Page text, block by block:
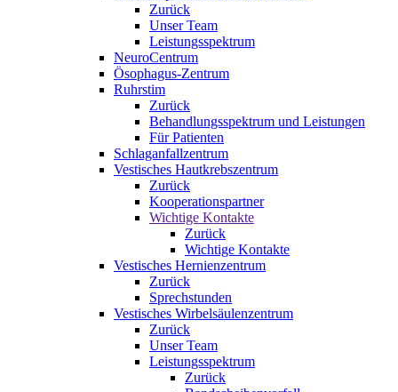
Zurück
Unser Team
Leistungsspektrum
NeuroCentrum
Ösophagus-Zentrum
Ruhrstim
Zurück
Behandlungsspektrum und Leistungen
Für Patienten
Schlaganfallzentrum
Vestisches Hautkrebszentrum
Zurück
Kooperationspartner
Wichtige Kontakte
Zurück
Wichtige Kontakte
Vestisches Hernienzentrum
Zurück
Sprechstunden
Vestisches Wirbelsäulenzentrum
Zurück
Unser Team
Leistungsspektrum
Zurück